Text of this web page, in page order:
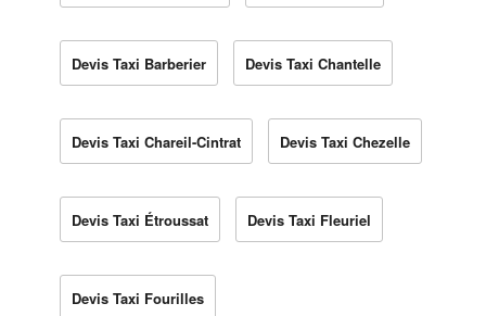
Devis Taxi Barberier Devis Taxi Chantelle
Devis Taxi Chareil-Cintrat Devis Taxi Chezelle
Devis Taxi Étroussat Devis Taxi Fleuriel
Devis Taxi Fourilles